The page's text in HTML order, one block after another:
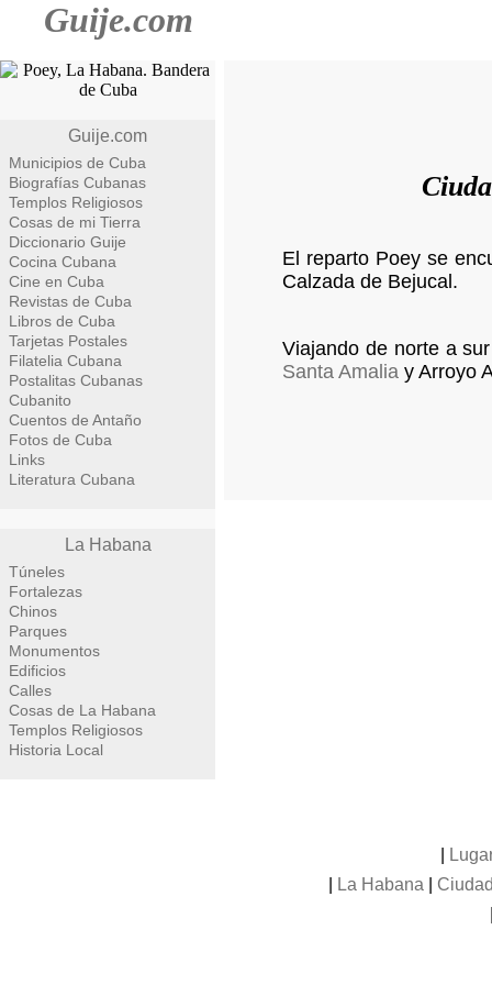
Guije.com
Guije.com
Municipios de Cuba
Biografías Cubanas
Templos Religiosos
Cosas de mi Tierra
Diccionario Guije
Cocina Cubana
Cine en Cuba
Revistas de Cuba
Libros de Cuba
Tarjetas Postales
Filatelia Cubana
Postalitas Cubanas
Cubanito
Cuentos de Antaño
Fotos de Cuba
Links
Literatura Cubana
La Habana
Túneles
Fortalezas
Chinos
Parques
Monumentos
Edificios
Calles
Cosas de La Habana
Templos Religiosos
Historia Local
El reparto Poey se
Calzada de Bejucal.
Viajando de norte a
Santa Amalia y Arroyo
La Habana